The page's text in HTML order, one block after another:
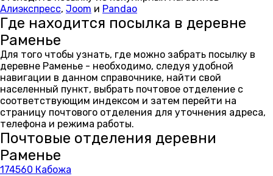
Алиэкспресс, Joom и Pandao
Где находится посылка в деревне
Раменье
Для того чтобы узнать, где можно забрать посылку в
деревне Раменье - необходимо, следуя удобной
навигации в данном справочнике, найти свой
населенный пункт, выбрать почтовое отделение с
соответствующим индексом и затем перейти на
страницу почтового отделения для уточнения адреса,
телефона и режима работы.
Почтовые отделения деревни
Раменье
174560 Кабожа